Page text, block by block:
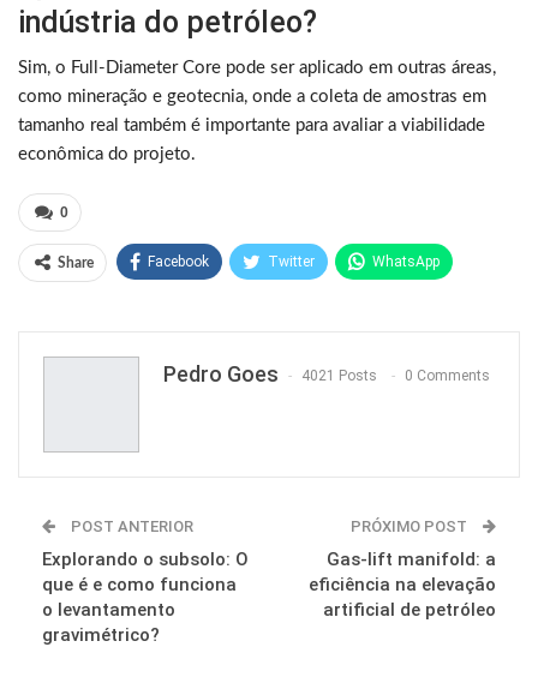
indústria do petróleo?
Sim, o Full-Diameter Core pode ser aplicado em outras áreas,
como mineração e geotecnia, onde a coleta de amostras em
tamanho real também é importante para avaliar a viabilidade
econômica do projeto.
0
Share Facebook Twitter WhatsApp
Pedro Goes 4021 Posts 0 Comments
POST ANTERIOR
Explorando o subsolo: O
que é e como funciona
o levantamento
gravimétrico?
PRÓXIMO POST
Gas-lift manifold: a
eficiência na elevação
artificial de petróleo